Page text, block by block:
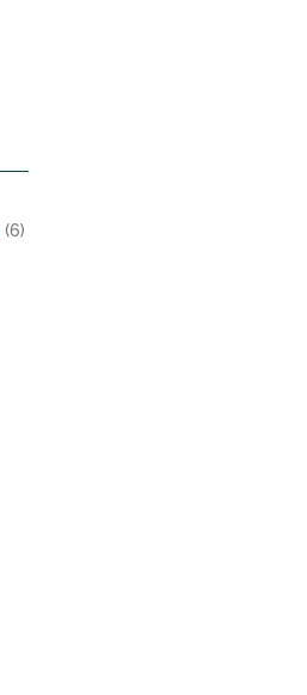
(6)